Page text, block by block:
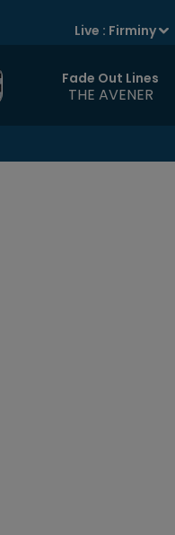
Live : Firminy
Fade Out Lines
THE AVENER